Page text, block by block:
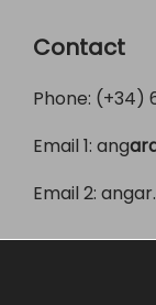
Contact
Phone: (+34)
Email 1: ang
Email 2: angar.